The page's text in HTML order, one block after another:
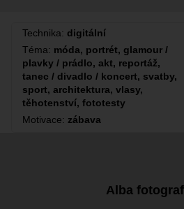
Technika: digitální
Téma: móda, portrét, glamour /
plavky / prádlo, akt, reportáž,
tanec / divadlo / koncert, svatby,
sport, architektura, vlasy,
těhotenství, fototesty
Motivace: zábava
Alba